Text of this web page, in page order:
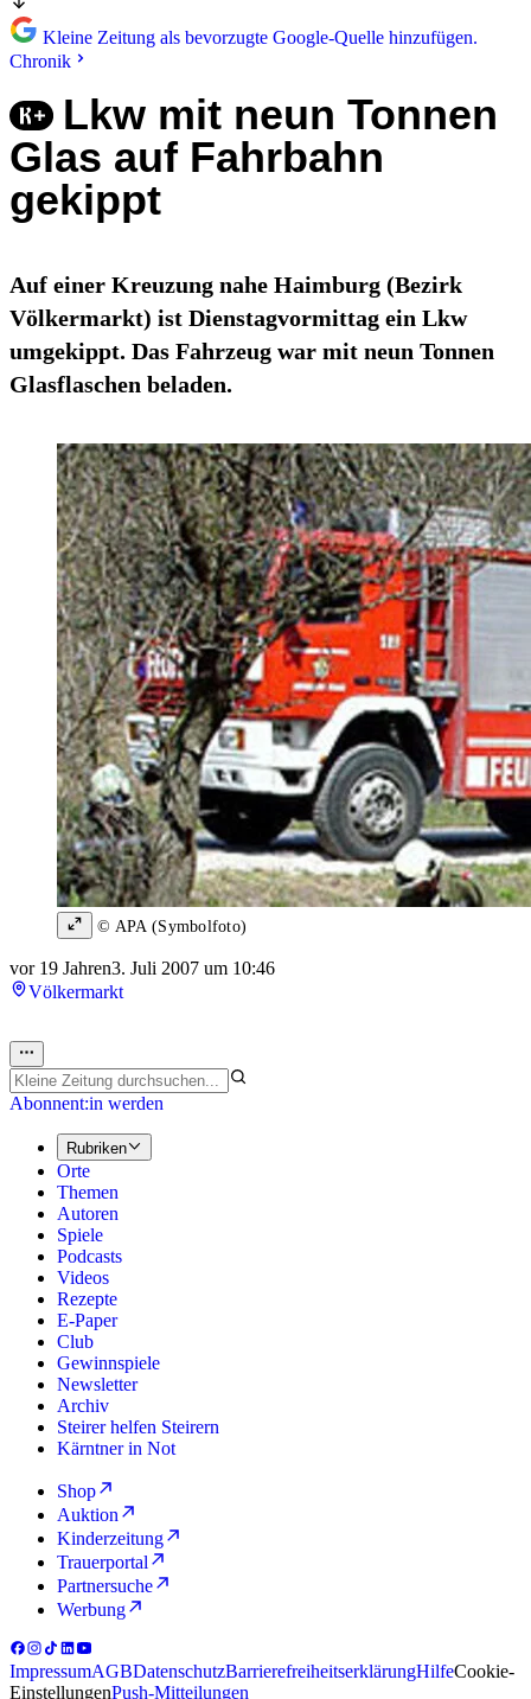
Kleine Zeitung als bevorzugte Google-Quelle hinzufügen.
Chronik
Lkw mit neun Tonnen
Glas auf Fahrbahn
gekippt
Auf einer Kreuzung nahe Haimburg (Bezirk
Völkermarkt) ist Dienstagvormittag ein Lkw
umgekippt. Das Fahrzeug war mit neun Tonnen
Glasflaschen beladen.
© APA (Symbolfoto)
vor 19 Jahren3. Juli 2007 um 10:46
Völkermarkt
Abonnent:in werden
Rubriken
Orte
Themen
Autoren
Spiele
Podcasts
Videos
Rezepte
E-Paper
Club
Gewinnspiele
Newsletter
Archiv
Steirer helfen Steirern
Kärntner in Not
Shop
Auktion
Kinderzeitung
Trauerportal
Partnersuche
Werbung
ImpressumAGBDatenschutzBarrierefreiheitserklärungHilfeCookie-
EinstellungenPush-Mitteilungen